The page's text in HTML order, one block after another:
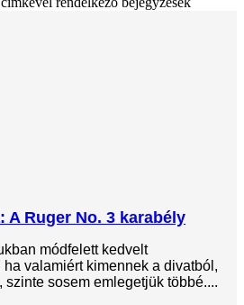
A Ruger No. 3 karabély
módfelett kedvelt
valamiért kimennek a divatból,
szinte sosem emlegetjük többé....